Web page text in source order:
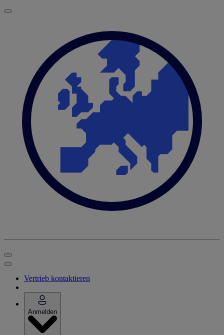
Vertrieb kontaktieren
Anmelden